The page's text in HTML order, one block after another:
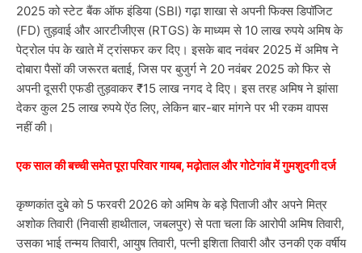
2025 को स्टेट बैंक ऑफ इंडिया (SBI) गढ़ा शाखा से अपनी फिक्स डिपॉजिट
(FD) तुड़वाई और आरटीजीएस (RTGS) के माध्यम से 10 लाख रुपये अमिष के
पेट्रोल पंप के खाते में ट्रांसफर कर दिए। इसके बाद नवंबर 2025 में अमिष ने
दोबारा पैसों की जरूरत बताई, जिस पर बुजुर्ग ने 20 नवंबर 2025 को फिर से
अपनी दूसरी एफडी तुड़वाकर ₹15 लाख नगद दे दिए। इस तरह अमिष ने झांसा
देकर कुल 25 लाख रुपये ऐंठ लिए, लेकिन बार-बार मांगने पर भी रकम वापस
नहीं की।
एक साल की बच्ची समेत पूरा परिवार गायब, मढ़ोताल और गोटेगांव में गुमशुदगी दर्ज
कृष्णकांत दुबे को 5 फरवरी 2026 को अमिष के बड़े पिताजी और अपने मित्र
अशोक तिवारी (निवासी हाथीताल, जबलपुर) से पता चला कि आरोपी अमिष तिवारी,
उसका भाई तन्मय तिवारी, आयुष तिवारी, पत्नी इशिता तिवारी और उनकी एक वर्षीय